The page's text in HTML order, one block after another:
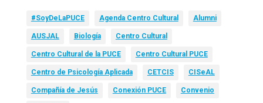
#SoyDeLaPUCE Agenda Centro Cultural Alumni
AUSJAL Biología Centro Cultural
Centro Cultural de la PUCE Centro Cultural PUCE
Centro de Psicología Aplicada CETCIS CISeAL
Compañía de Jesús Conexión PUCE Convenio